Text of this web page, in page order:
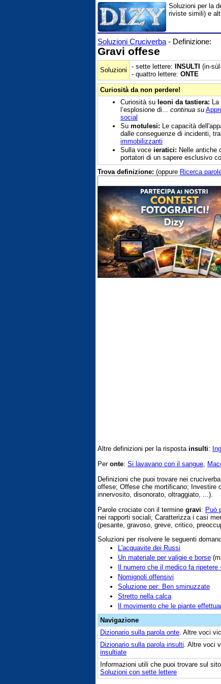
Soluzioni per la
riviste simili) e
Soluzioni Cruciverba - Definizione:
Gravi offese
Soluzioni - sette lettere: INSULTI (in-
- quattro lettere: ONTE
Curiosità da non perdere!
Curiosità su leoni da tastiera:
l’esplosione di... continua su
social
Su motulesi: Le capacità
dalle conseguenze di incidenti,
immobilizzanti
Sulla voce ieratici: Nelle antiche
portatori di un sapere esclusivo
Trova definizione: (oppure Ricerca
Altre definizioni per la risposta insulti:
Per onte: Si lavavano con il sangue
Definizioni che puoi trovare nei
offese; Offese che mortificano; Investire
innervosito, disonorato, oltraggiato, ...).
Parole crociate con il termine gravi: Può
nei rapporti sociali; Caratterizza i casi
(pesante, gravoso, greve, critico,
Soluzioni per risolvere le seguenti
L'acquavite dei Russi
Un materiale per valigie e borse
Il numero che il medico fa ripetere
Nomignoli offensivi
Soluzione per: Ben sminuzzate
Stretto nella calca
Il movimento che le piante
Navigazione
Dizionario sulla parola onte . Altre voci
Dizionario sulla parola insulti . Altre voci
insultiate
Informazioni utili che puoi trovare sul
Soluzioni con sette lettere